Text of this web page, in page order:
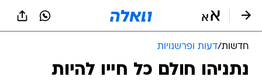
חדשות/דעות ופרשנויות
נתניהו חולם כל חייו להיות